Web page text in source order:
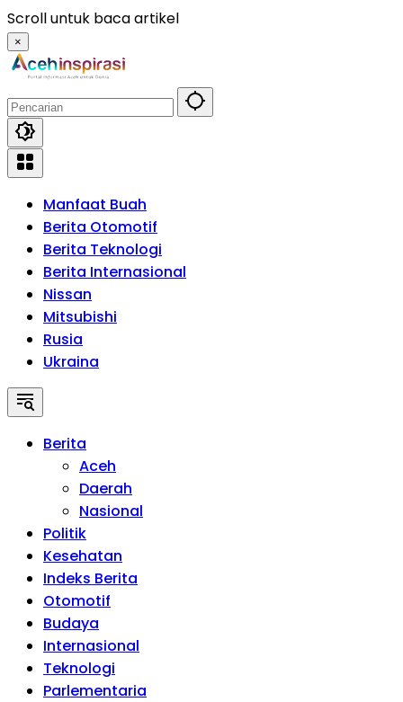
Langsung
ke
konten
Scroll untuk baca artikel
×
Manfaat Buah
Berita Otomotif
Berita Teknologi
Berita Internasional
Nissan
Mitsubishi
Rusia
Ukraina
Berita
Aceh
Daerah
Nasional
Politik
Kesehatan
Indeks Berita
Otomotif
Budaya
Internasional
Teknologi
Parlementaria